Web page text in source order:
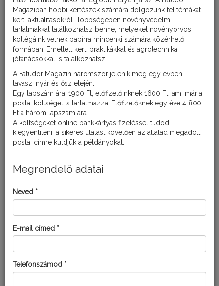
A nitrogén a legfontosabb tápelem. A nitrogénnek van a
legnagyobb hatása a növények zöld tömegére és a termés
növekedésére. Ezért a növények feltűnően jelzik hiányát.
A nitrogén hiánya miatt a növények növekedése megáll. A szárra
levelek sárgulni kedenek, majd le is hullhatnak. Az elszineződés
egyformán érinti a levéllemezt és a levélereket is. A
a télre, fagyérzékeny lesz. A gyümölcsök mennyisége és
Magaziban hobbi kertészek számára dolgozunk fel témákat
kerti aktualitásokról. Többségében növényvédelmi
tartalmakkal találkozhatsz benne, melyeket növényorvos
kollégáink vetnek papírra mindenki számára közérhető
formában. Emellett kerti praktikákkal és agrotechnikai
jótanácsokkal is találkozhatsz.
A Fatudor Magazin háromszor jelenik meg egy évben:
tavasz, nyár és ősz elején.
Egy lapszám ára: 1900 Ft, előfizetőinknek 1600 Ft, ami már a
postai költséget is tartalmazza. Előfizetőknek egy éve 4 800
Ft a három lapszám ára.
A költségeket online bankkártyás fizetéssel tudod
kiegyenlíteni, a sikeres utalást követően az általad megadott
postai címre küldjük a példányokat.
Megrendelő adatai
Neved *
E-mail címed *
Telefonszámod *